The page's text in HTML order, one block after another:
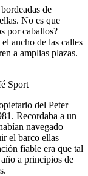
de
No es que
por caballos?
ancho de las calles
a amplias plazas.
del Peter
Recordaba a un
navegado
el barco ellas
fiable era que tal
a principios de